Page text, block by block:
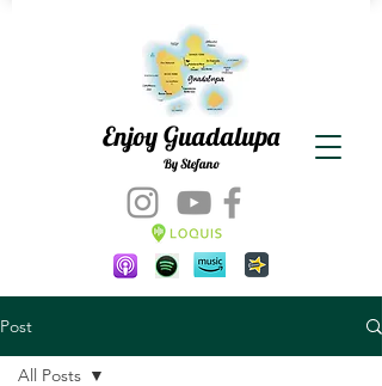
Enjoy Guadalupa
By Stefano
Post
All Posts